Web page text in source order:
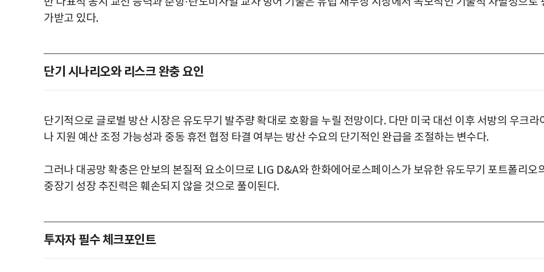
가받고 있다.
단기 시나리오와 리스크 완충 요인
단기적으로 글로벌 방산 시장은 유도무기 발주량 확대로 호황을 누릴 전망이다. 다만 미국 대선 이후 서방의 우크라
나 지원 예산 조정 가능성과 중동 휴전 협정 타결 여부는 방산 수요의 단기적인 완급을 조절하는 변수다.
그러나 대공망 확충은 안보의 본질적 요소이므로 LIG D&A와 한화에어로스페이스가 보유한 유도무기 포트폴리오
중장기 성장 추진력은 훼손되지 않을 것으로 풀이된다.
투자자 필수 체크포인트